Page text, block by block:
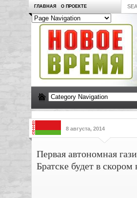
ГЛАВНАЯ О ПРОЕКТЕ
8 августа, 2014
Первая автономная
Братске будет в скором